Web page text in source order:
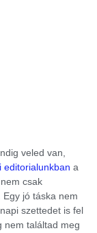
veled van,
editorialunkban a
csak
jó táska nem
szettedet is fel
nem találtad meg